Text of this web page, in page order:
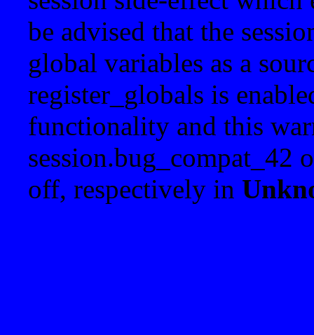
be advised that the
global variables as a
register_globals is
functionality and this
session.bug_compat_42
off, respectively in